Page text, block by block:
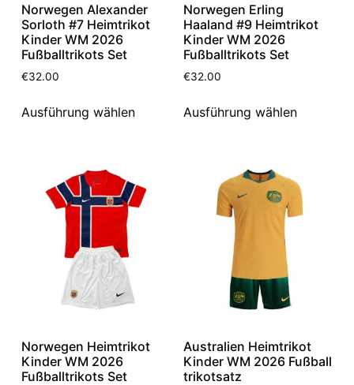
Norwegen Alexander
Sorloth #7 Heimtrikot
Kinder WM 2026
Fußballtrikots Set
€32.00
Ausführung wählen
Norwegen Erling
Haaland #9 Heimtrikot
Kinder WM 2026
Fußballtrikots Set
€32.00
Ausführung wählen
Norwegen Heimtrikot
Kinder WM 2026
Fußballtrikots Set
Australien Heimtrikot
Kinder WM 2026 Fußball
trikotsatz